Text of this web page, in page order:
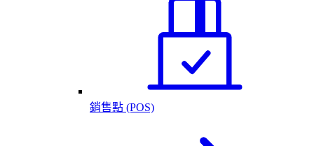
銷售點 (POS)